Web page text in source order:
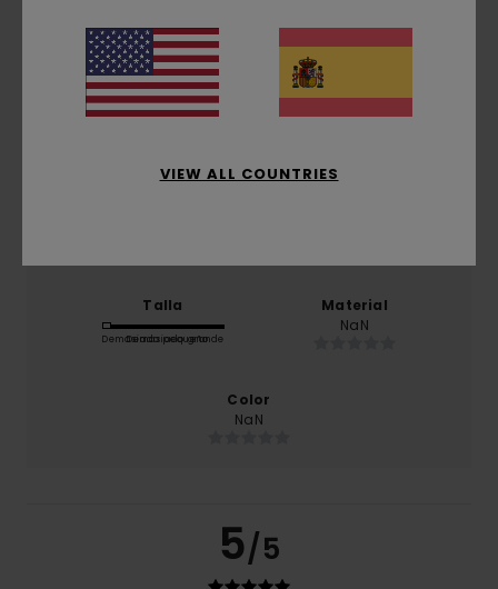
El 0% de nuestros clientes recomiendan este
producto
Comodidad
Talla
Demasiado pequeño
Demasiado grande
Material
NaN
Color
NaN
5/5
VIEW ALL COUNTRIES